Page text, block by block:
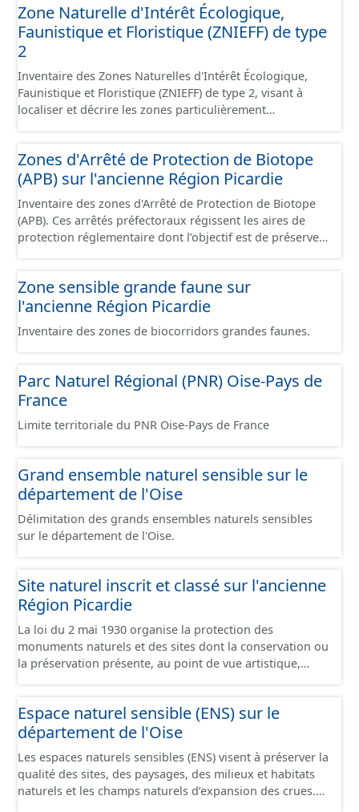
souvent de petite taille, de grand intérêt biologique ou
écologique, abritant des espèces animales ou végétales
patrimoniales clairement identifiées.
Zone Naturelle d'Intérêt Écologique,
Faunistique et Floristique (ZNIEFF) de type
2
Inventaire des Zones Naturelles d'Intérêt Écologique,
Faunistique et Floristique (ZNIEFF) de type 2, visant à
localiser et décrire les zones particulièrement
ensembles naturels homogènes dont la richesse
écologique est remarquable. Elles sont souvent de taille
importante et peuvent intégrer 1 ou plusieurs zones
ZNIEFF de type 1.
Zones d'Arrêté de Protection de Biotope
(APB) sur l'ancienne Région Picardie
Inventaire des zones d'Arrêté de Protection de Biotope
(APB). Ces arrêtés préfectoraux régissent les aires de
protection réglementaire dont l’objectif est de préserver
ou végétales protégées au titre des articles L.411-1 et
L.411-2 du Code de l'Environnement.
Zone sensible grande faune sur
l'ancienne Région Picardie
Inventaire des zones de biocorridors grandes faunes.
Parc Naturel Régional (PNR) Oise-Pays de
France
Limite territoriale du PNR Oise-Pays de France
Grand ensemble naturel sensible sur le
département de l'Oise
Délimitation des grands ensembles naturels sensibles
sur le département de l'Oise.
Site naturel inscrit et classé sur l'ancienne
Région Picardie
La loi du 2 mai 1930 organise la protection des
monuments naturels et des sites dont la conservation ou
la préservation présente, au point de vue artistique,
Les sites classés dont la valeur patrimoniale justifie une
politique rigoureuse de préservation. Toute modification
de leur aspect nécessite une autorisation préalable du
Ministre de l’Écologie, ou du Préfet de Département
après avis de la DREAL, de l’Architecte des Bâtiments de
France et, le plus souvent de la Commission
Espace naturel sensible (ENS) sur le
département de l'Oise
Les espaces naturels sensibles (ENS) visent à préserver la
qualité des sites, des paysages, des milieux et habitats
naturels et les champs naturels d’expansion des crues.